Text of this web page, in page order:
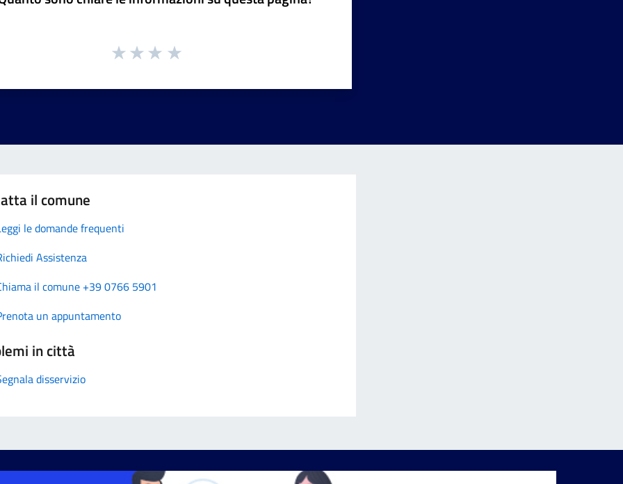
il comune
le domande frequenti
Assistenza
il comune +39 0766 5901
un appuntamento
in città
disservizio